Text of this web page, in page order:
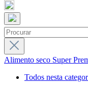
Alimento seco Super
Todos nesta